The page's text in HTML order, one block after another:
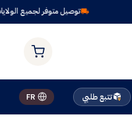
توصيل متوفر لجميع الولايات
تتبع طلبي FR